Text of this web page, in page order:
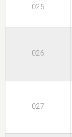
025
026
027